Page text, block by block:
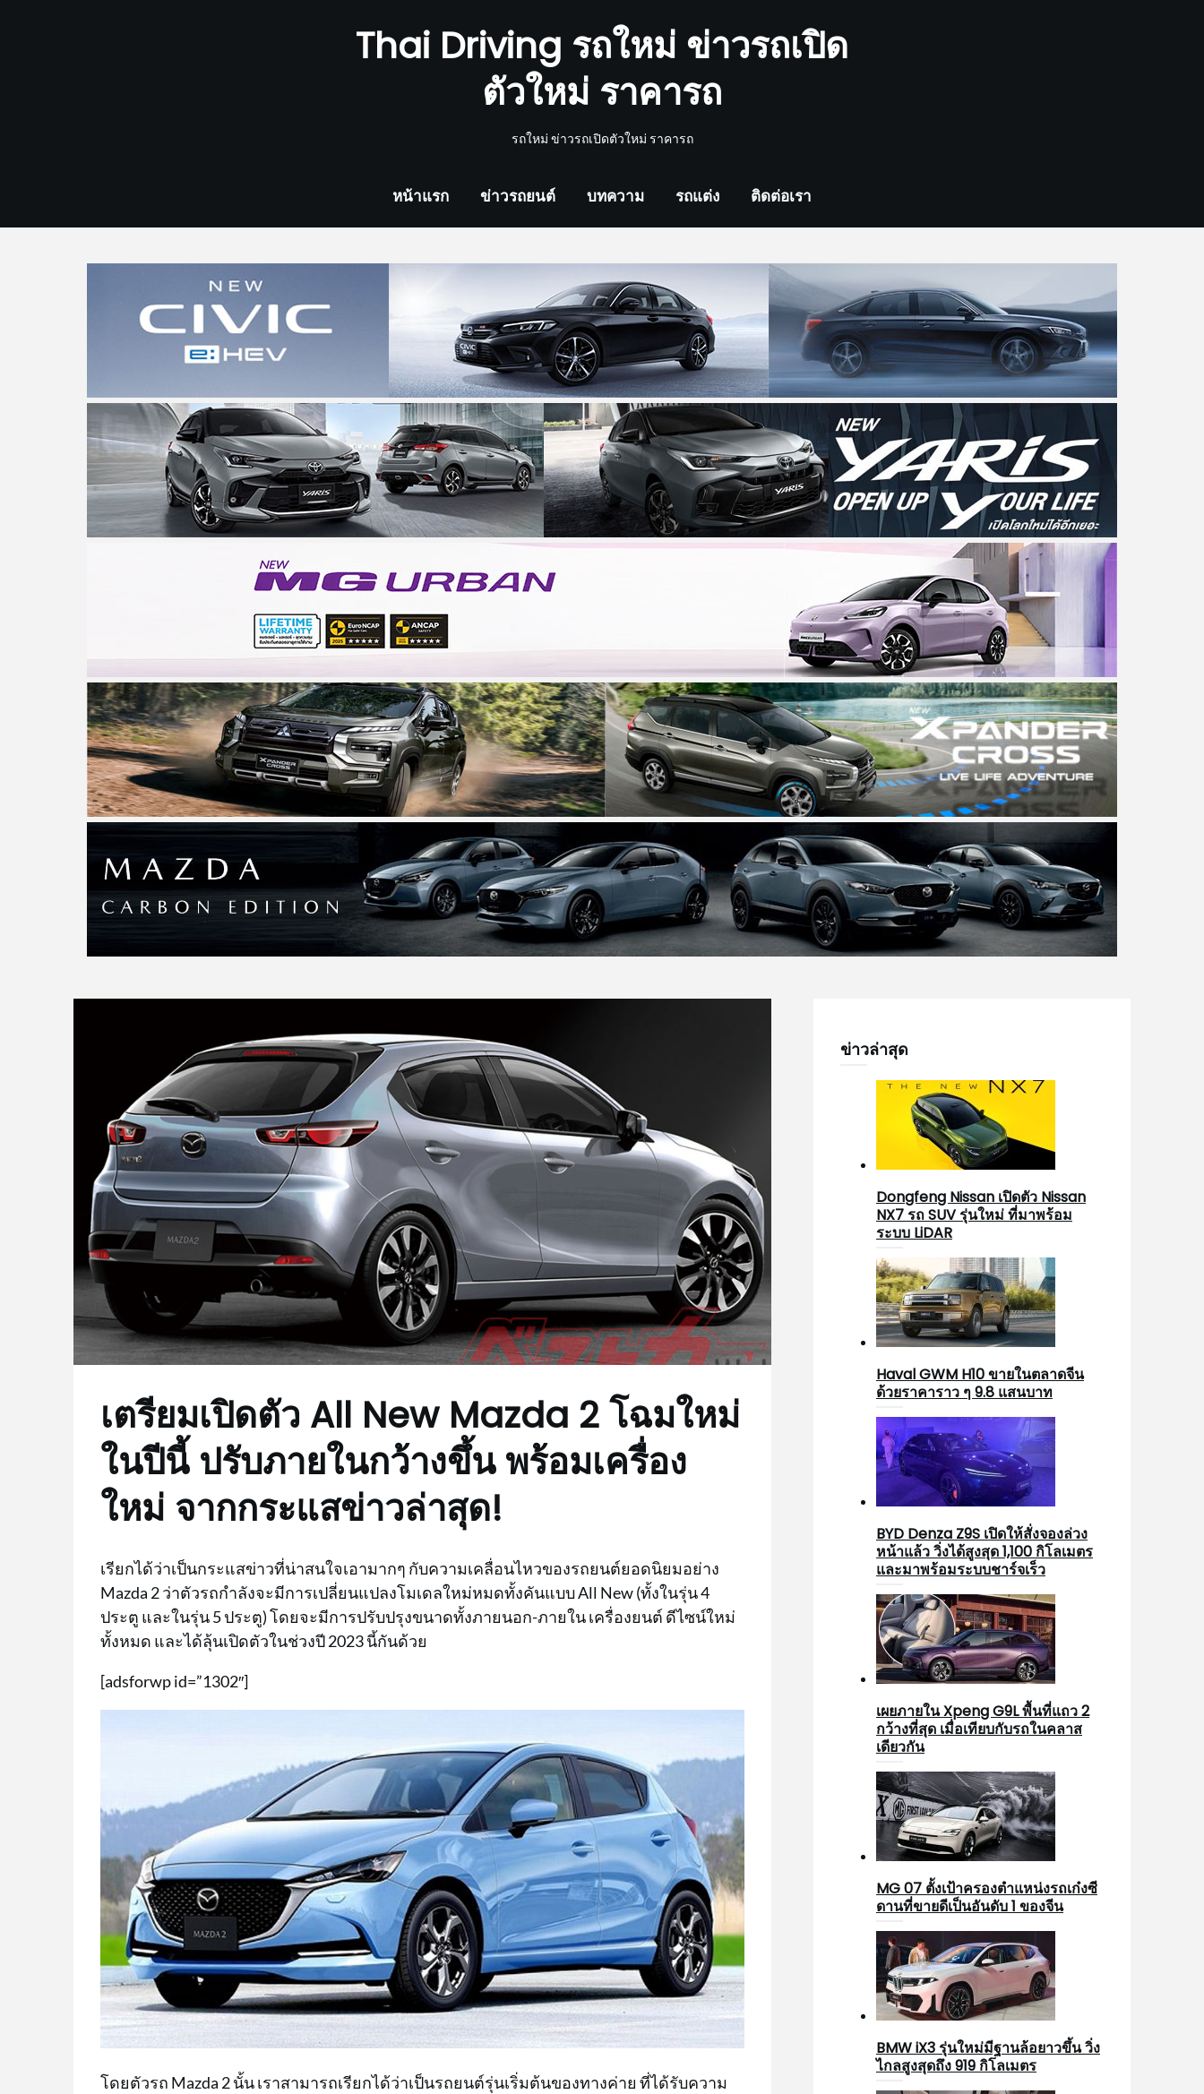
Thai Driving รถใหม่ ข่าวรถเปิด
ตัวใหม่ ราคารถ
รถใหม่ ข่าวรถเปิดตัวใหม่ ราคารถ
หน้าแรก ข่าวรถยนต์ บทความ รถแต่ง ติดต่อเรา
เตรียมเปิดตัว All New Mazda 2 โฉมใหม่
ในปีนี้ ปรับภายในกว้างขึ้น พร้อมเครื่อง
ใหม่ จากกระแสข่าวล่าสุด!
เรียกได้ว่าเป็นกระแสข่าวที่น่าสนใจเอามากๆ กับความเคลื่อนไหวของรถยนต์ยอดนิยมอย่าง
Mazda 2 ว่าตัวรถกำลังจะมีการเปลี่ยนแปลงโมเดลใหม่หมดทั้งคันแบบ All New (ทั้งในรุ่น 4
ประตู และในรุ่น 5 ประตู) โดยจะมีการปรับปรุงขนาดทั้งภายนอก-ภายใน เครื่องยนต์ ดีไซน์ใหม่
ทั้งหมด และได้ลุ้นเปิดตัวในช่วงปี 2023 นี้กันด้วย
[adsforwp id=”1302″]
โดยตัวรถ Mazda 2 นั้น เราสามารถเรียกได้ว่าเป็นรถยนต์รุ่นเริ่มต้นของทางค่าย ที่ได้รับความ
ข่าวล่าสุด
Dongfeng Nissan เปิดตัว Nissan
NX7 รถ SUV รุ่นใหม่ ที่มาพร้อม
ระบบ LiDAR
Haval GWM H10 ขายในตลาดจีน
ด้วยราคาราว ๆ 9.8 แสนบาท
BYD Denza Z9S เปิดให้สั่งจองล่วง
หน้าแล้ว วิ่งได้สูงสุด 1,100 กิโลเมตร
และมาพร้อมระบบชาร์จเร็ว
เผยภายใน Xpeng G9L พื้นที่แถว 2
กว้างที่สุด เมื่อเทียบกับรถในคลาส
เดียวกัน
MG 07 ตั้งเป้าครองตำแหน่งรถเก๋งซี
ดานที่ขายดีเป็นอันดับ 1 ของจีน
BMW iX3 รุ่นใหม่มีฐานล้อยาวขึ้น วิ่ง
ไกลสูงสุดถึง 919 กิโลเมตร